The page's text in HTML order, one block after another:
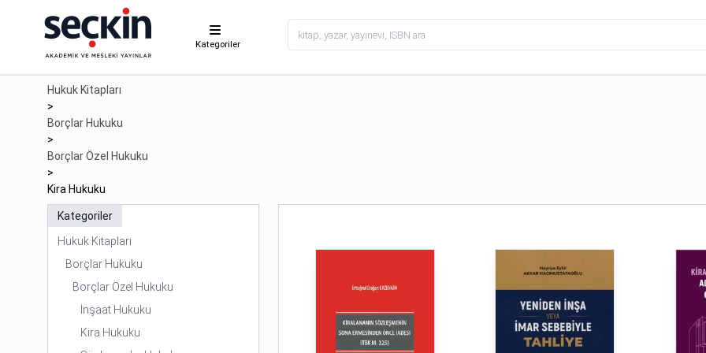
Kategoriler
Hukuk Kitapları
>
Borçlar Hukuku
>
Borçlar Özel Hukuku
>
Kira Hukuku
Kategoriler
Hukuk Kitapları
Borçlar Hukuku
Borçlar Özel Hukuku
İnşaat Hukuku
Kira Hukuku